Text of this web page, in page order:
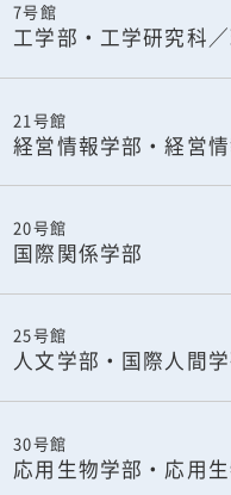
7号館
工学部・工学研究科
21号館
経営情報学部・経営
20号館
国際関係学部
25号館
人文学部・国際人間
30号館
応用生物学部・応用